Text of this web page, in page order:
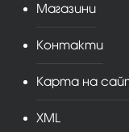
Магазини
Контакти
Карта на
XML